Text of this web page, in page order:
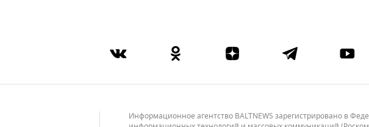
Информационное агентство BALTNEWS зарегистрировано в